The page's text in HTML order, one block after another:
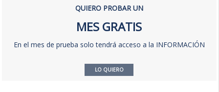
QUIERO PROBAR UN
MES GRATIS
En el mes de prueba solo tendrá acceso a la INFORMACIÓN
LO QUIERO